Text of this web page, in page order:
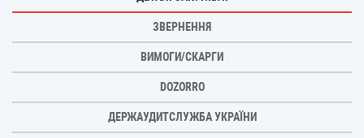
ЗВЕРНЕННЯ
ВИМОГИ/СКАРГИ
DOZORRO
ДЕРЖАУДИТСЛУЖБА УКРАЇНИ